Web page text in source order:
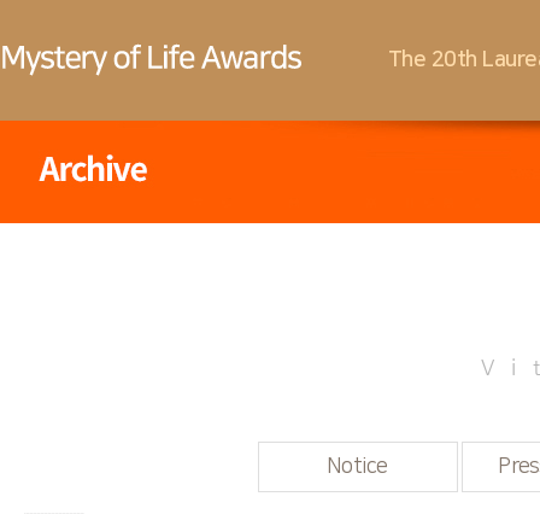
The 20th
Notice